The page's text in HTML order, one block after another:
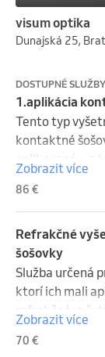
visum optika
Dunajská 25,
DOSTUPNÉ SLUŽBY
1.aplikácia
Tento typ
kontaktné
aplikované u
refrakčné
oka, zistenie
Zobrazit více
86 €
Refrakčné
šošovky
Služba určená
ktorí ich mali
refrakčné
kontaktných
prísť bez
Zobrazit více
70 €